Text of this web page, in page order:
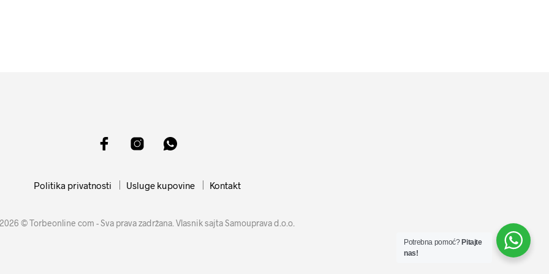
Politika privatnosti Usluge kupovine Kontakt
© Torbeonline com - Sva prava zadržana. Vlasnik sajta Samouprava d.o.o.
Potrebna pomoć? Pitajte
nas!